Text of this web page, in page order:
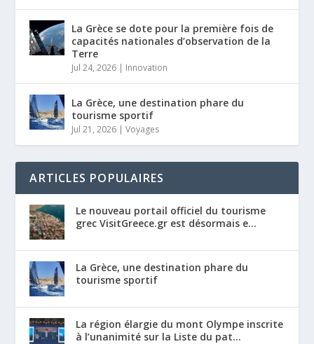
La Grèce se dote pour la première fois de
capacités nationales d’observation de la
Terre
Jul 24, 2026 | Innovation
La Grèce, une destination phare du
tourisme sportif
Jul 21, 2026 |Voyages
ARTICLES POPULAIRES
Le nouveau portail officiel du tourisme
grec VisitGreece.gr est désormais e...
La Grèce, une destination phare du
tourisme sportif
La région élargie du mont Olympe inscrite
à l’unanimité sur la Liste du pat...